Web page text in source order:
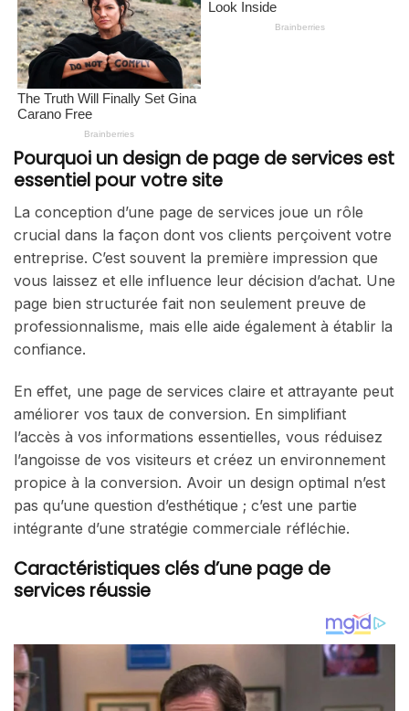
Pourquoi un design de page de services est
essentiel pour votre site
La conception d’une page de services joue un rôle
crucial dans la façon dont vos clients perçoivent votre
entreprise. C’est souvent la première impression que
vous laissez et elle influence leur décision d’achat. Une
page bien structurée fait non seulement preuve de
professionnalisme, mais elle aide également à établir la
confiance.
En effet, une page de services claire et attrayante peut
améliorer vos taux de conversion. En simplifiant
l’accès à vos informations essentielles, vous réduisez
l’angoisse de vos visiteurs et créez un environnement
propice à la conversion. Avoir un design optimal n’est
pas qu’une question d’esthétique ; c’est une partie
intégrante d’une stratégie commerciale réfléchie.
Caractéristiques clés d’une page de
services réussie